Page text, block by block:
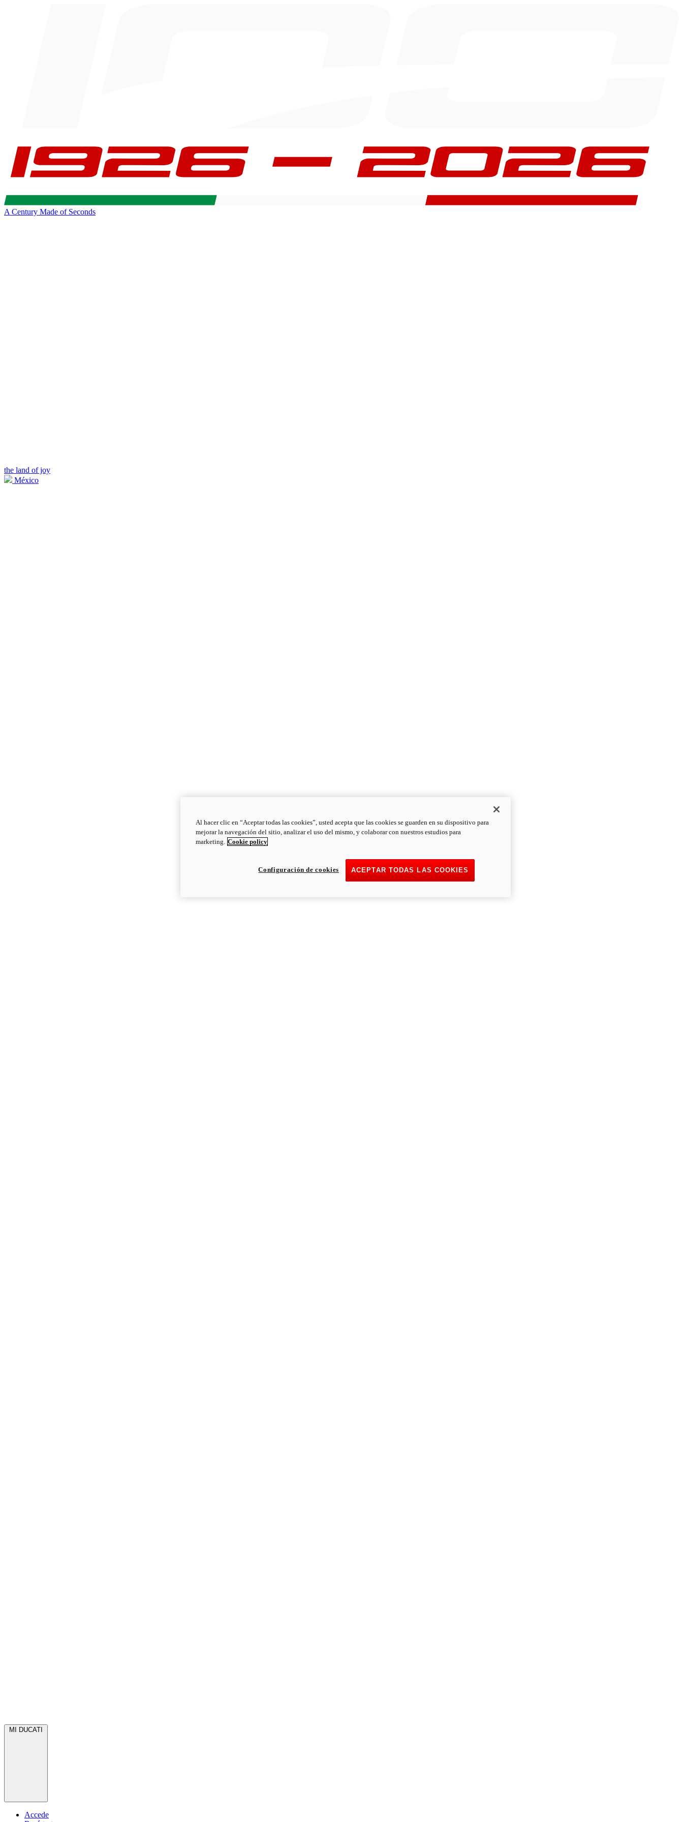
A Century Made of Seconds
the land of joy
México
MI DUCATI
Accede
Al hacer clic en “Aceptar todas las cookies”, usted acepta que las cookies se guarden en su dispositivo para
mejorar la navegación del sitio, analizar el uso del mismo, y colaborar con nuestros estudios para
marketing. Cookie policy
ACEPTAR TODAS LAS COOKIES
Configuración de cookies